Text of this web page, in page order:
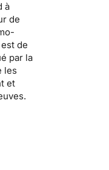
à
de
de
par la
les
et